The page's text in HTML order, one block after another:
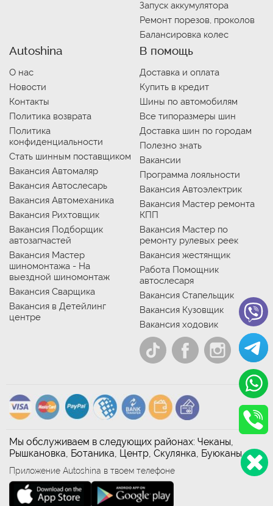
Запуск аккумулятора
Ремонт порезов, проколов
Балансировка колес
Autoshina
О нас
Новости
Контакты
Политика возврата
Политика
конфиденциальности
Стать шинным поставщиком
Вакансия Автомаляр
Вакансия Автослесарь
Вакансия Автомеханика
Вакансия Рихтовщик
Вакансия Подборщик
автозапчастей
Вакансия Мастер
шиномонтажа - На
выездной шиномонтаж
Вакансия Сварщика
Вакансия в Детейлинг
центре
В помощь
Доставка и оплата
Купить в кредит
Шины по автомобилям
Все типоразмеры шин
Доставка шин по городам
Полезно знать
Вакансии
Программа лояльности
Вакансия Автоэлектрик
Вакансия Мастер ремонта
КПП
Вакансия Мастер по
ремонту рулевых реек
Вакансия жестянщик
Работа Помощник
автослесаря
Вакансия Стапельщик
Вакансия Кузовщик
Вакансия ходовик
Мы обслуживаем в следующих районах: Чеканы,
Рышкановка, Ботаника, Центр, Скулянка, Буюканы
Приложение Autoshina в твоем телефоне